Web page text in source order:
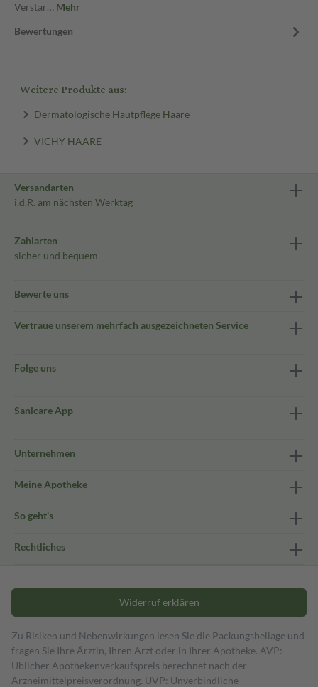
Verstär… Mehr
Bewertungen
Weitere Produkte aus:
Dermatologische Hautpflege Haare
VICHY HAARE
Versandarten
i.d.R. am nächsten Werktag
Zahlarten
sicher und bequem
Bewerte uns
Vertraue unserem mehrfach ausgezeichneten Service
Folge uns
Sanicare App
Unternehmen
Meine Apotheke
So geht's
Rechtliches
Widerruf erklären
Zu Risiken und Nebenwirkungen lesen Sie die Packungsbeilage und
fragen Sie Ihre Ärztin, Ihren Arzt oder in Ihrer Apotheke. AVP:
Üblicher Apothekenverkaufspreis berechnet nach der
Arzneimittelpreisverordnung. UVP: Unverbindliche